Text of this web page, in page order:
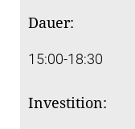
Dauer:
15:00-18:30
Investition: